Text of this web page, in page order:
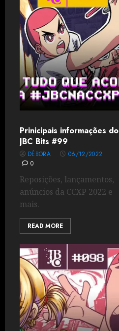
Prinicipais informações do
JBC Bits #99
DÉBORA
06/12/2022
0
Reposições, lançamentos,
anúncios da CCXP 2022 e
mais.
READ MORE